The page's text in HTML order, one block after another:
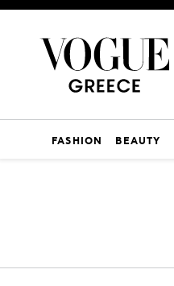
FASHION BEAUTY